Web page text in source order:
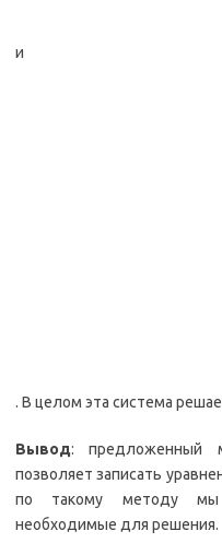
и
. В целом эта система
Вывод: предложенный
позволяет записать
по такому методу мы
необходимые для решения.